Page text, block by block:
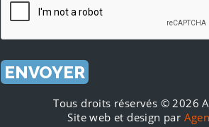
Tous droits réservés © 2026
Site web et design par